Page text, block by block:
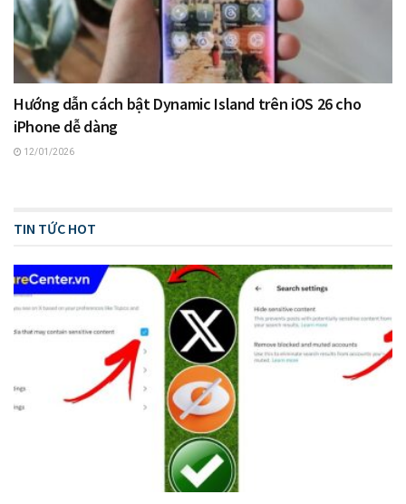
Hướng dẫn cách bật Dynamic Island trên iOS 26 cho
iPhone dễ dàng
12/01/2026
TIN TỨC HOT